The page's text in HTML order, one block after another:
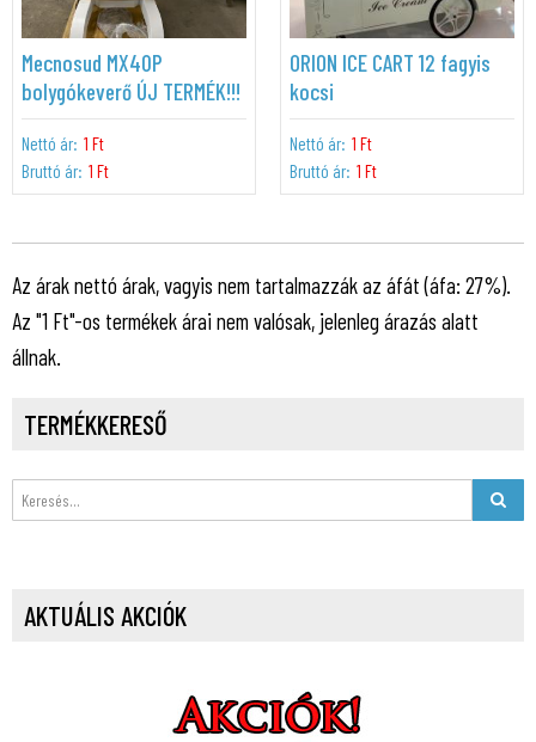
Mecnosud MX40P
bolygókeverő ÚJ TERMÉK!!!
Nettó ár: 1 Ft
Bruttó ár: 1 Ft
ORION ICE CART 12 fagyis
kocsi
Nettó ár: 1 Ft
Bruttó ár: 1 Ft
Az árak nettó árak, vagyis nem tartalmazzák az áfát (áfa: 27%).
Az "1 Ft"-os termékek árai nem valósak, jelenleg árazás alatt
állnak.
TERMÉKKERESŐ
AKTUÁLIS AKCIÓK